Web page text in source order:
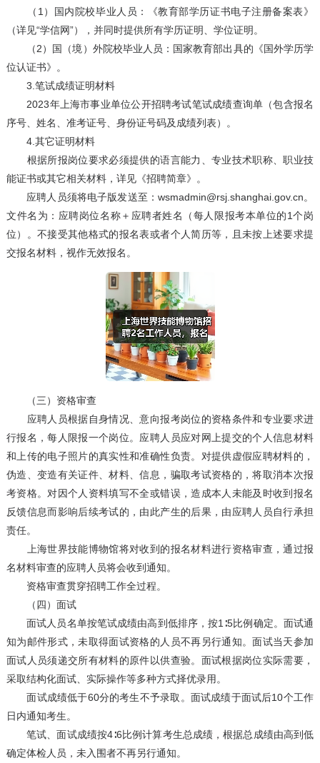
（1）国内院校毕业人员：《教育部学历证书电子注册备案表》
（详见“学信网”），并同时提供所有学历证明、学位证明。
（2）国（境）外院校毕业人员：国家教育部出具的《国外学历学
位认证书》。
3.笔试成绩证明材料
2023年上海市事业单位公开招聘考试笔试成绩查询单（包含报名
序号、姓名、准考证号、身份证号码及成绩列表）。
4.其它证明材料
根据所报岗位要求必须提供的语言能力、专业技术职称、职业技
能证书或其它相关材料，详见《招聘简章》。
应聘人员须将电子版发送至：wsmadmin@rsj.shanghai.gov.cn。
文件名为：应聘岗位名称＋应聘者姓名（每人限报考本单位的1个岗
位）。不接受其他格式的报名表或者个人简历等，且未按上述要求提
交报名材料，视作无效报名。
（三）资格审查
应聘人员根据自身情况、意向报考岗位的资格条件和专业要求进
行报名，每人限报一个岗位。应聘人员应对网上提交的个人信息材料
和上传的电子照片的真实性和准确性负责。对提供虚假应聘材料的，
伪造、变造有关证件、材料、信息，骗取考试资格的，将取消本次报
考资格。对因个人资料填写不全或错误，造成本人未能及时收到报名
反馈信息而影响后续考试的，由此产生的后果，由应聘人员自行承担
责任。
上海世界技能博物馆将对收到的报名材料进行资格审查，通过报
名材料审查的应聘人员将会收到通知。
资格审查贯穿招聘工作全过程。
（四）面试
面试人员名单按笔试成绩由高到低排序，按1∶5比例确定。面试通
知为邮件形式，未取得面试资格的人员不再另行通知。面试当天参加
面试人员须递交所有材料的原件以供查验。面试根据岗位实际需要，
采取结构化面试、实际操作等多种方式择优录用。
面试成绩低于60分的考生不予录取。面试成绩于面试后10个工作
日内通知考生。
笔试、面试成绩按4∶6比例计算考生总成绩，根据总成绩由高到低
确定体检人员，未入围者不再另行通知。